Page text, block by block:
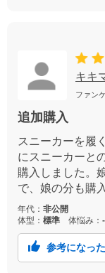
キキ
ファン
追加購入
スニーカーを履
にスニーカーと
購入しました。
で、娘の分も購
年代： 非公開
体型： 標準 体悩み： -
参考になった